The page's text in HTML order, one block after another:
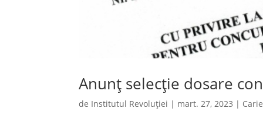
Anunț selecție dosare
de Institutul Revoluției | mart. 27, 2023 |